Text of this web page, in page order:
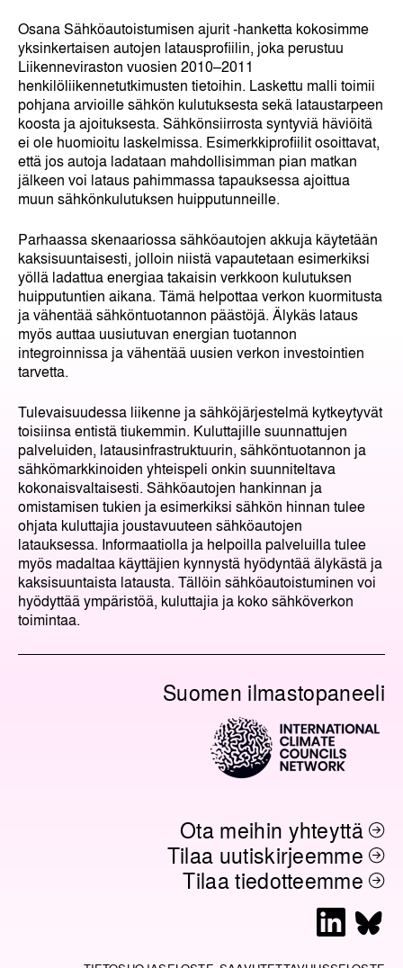
Osana Sähköautoistumisen ajurit -hanketta kokosimme
yksinkertaisen autojen latausprofiilin, joka perustuu
Liikenneviraston vuosien 2010–2011
henkilöliikennetutkimusten tietoihin. Laskettu malli toimii
pohjana arvioille sähkön kulutuksesta sekä lataustarpeen
koosta ja ajoituksesta. Sähkönsiirrosta syntyviä häviöitä
ei ole huomioitu laskelmissa. Esimerkkiprofiilit osoittavat,
että jos autoja ladataan mahdollisimman pian matkan
jälkeen voi lataus pahimmassa tapauksessa ajoittua
muun sähkönkulutuksen huipputunneille.
Parhaassa skenaariossa sähköautojen akkuja käytetään
kaksisuuntaisesti, jolloin niistä vapautetaan esimerkiksi
yöllä ladattua energiaa takaisin verkkoon kulutuksen
huipputuntien aikana. Tämä helpottaa verkon kuormitusta
ja vähentää sähköntuotannon päästöjä. Älykäs lataus
myös auttaa uusiutuvan energian tuotannon
integroinnissa ja vähentää uusien verkon investointien
tarvetta.
Tulevaisuudessa liikenne ja sähköjärjestelmä kytkeytyvät
toisiinsa entistä tiukemmin. Kuluttajille suunnattujen
palveluiden, latausinfrastruktuurin, sähköntuotannon ja
sähkömarkkinoiden yhteispeli onkin suunniteltava
kokonaisvaltaisesti. Sähköautojen hankinnan ja
omistamisen tukien ja esimerkiksi sähkön hinnan tulee
ohjata kuluttajia joustavuuteen sähköautojen
latauksessa. Informaatiolla ja helpoilla palveluilla tulee
myös madaltaa käyttäjien kynnystä hyödyntää älykästä ja
kaksisuuntaista latausta. Tällöin sähköautoistuminen voi
hyödyttää ympäristöä, kuluttajia ja koko sähköverkon
toimintaa.
Suomen ilmastopaneeli
Ota meihin yhteyttä
Tilaa uutiskirjeemme
Tilaa tiedotteemme
L